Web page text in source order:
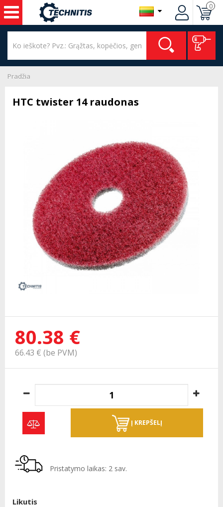
0
Pradžia
HTC twister 14 raudonas
80.38 €
66.43 € (be PVM)
Į KREPŠELĮ
Pristatymo laikas: 2 sav.
Likutis